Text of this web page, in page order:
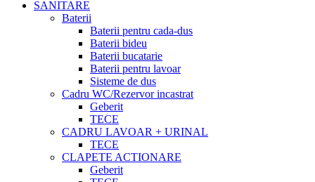
SANITARE
Baterii
Baterii pentru cada-dus
Baterii bideu
Baterii bucatarie
Baterii pentru lavoar
Sisteme de dus
Cadru WC/Rezervor incastrat
Geberit
TECE
CADRU LAVOAR + URINAL
TECE
CLAPETE ACTIONARE
Geberit